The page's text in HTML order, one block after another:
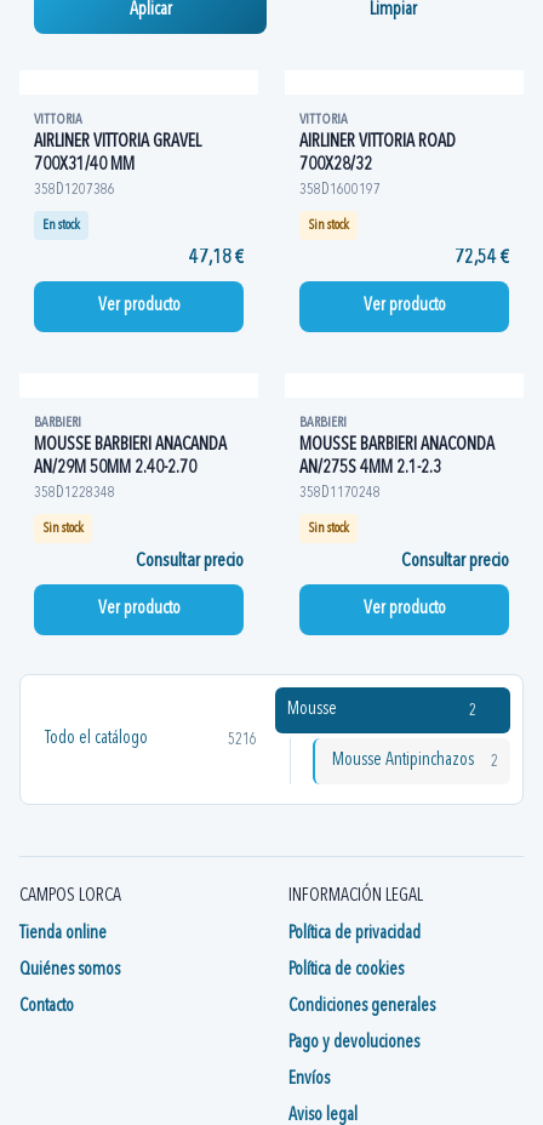
Todo el catálogo 5216
Mousse 2
Mousse Antipinchazos 2
Aplicar Limpiar
VITTORIA
AIRLINER VITTORIA GRAVEL
700X31/40 MM
358D1207386
En stock
47,18 €
Ver producto
VITTORIA
AIRLINER VITTORIA ROAD
700X28/32
358D1600197
Sin stock
72,54 €
Ver producto
BARBIERI
MOUSSE BARBIERI ANACANDA
AN/29M 50MM 2.40-2.70
358D1228348
Sin stock
Consultar precio
Ver producto
BARBIERI
MOUSSE BARBIERI ANACONDA
AN/275S 4MM 2.1-2.3
358D1170248
Sin stock
Consultar precio
Ver producto
CAMPOS LORCA
Tienda online
Quiénes somos
Contacto
INFORMACIÓN LEGAL
Política de privacidad
Política de cookies
Condiciones generales
Pago y devoluciones
Envíos
Aviso legal